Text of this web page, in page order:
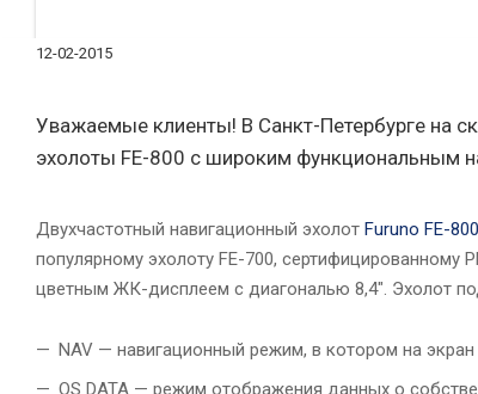
12-02-2015
Уважаемые клиенты! В Санкт-Петербурге на
эхолоты FE-800 с широким функциональным
Двухчастотный навигационный эхолот Furuno FE-800
популярному эхолоту FE-700,
цветным ЖК-дисплеем с диагональю 8,4". Эхолот
NAV — навигационный режим, в котором на
OS DATA — режим отображения данных о